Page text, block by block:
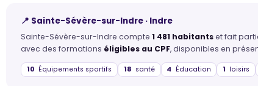
📍 Sainte-Sévère-sur-Indre · Indre
Sainte-Sévère-sur-Indre compte 1 481 habitantset fait
avec des formations éligibles au CPF, disponibles en
10 Équipements sportifs 18 santé 4 Éducation 1 loisirs